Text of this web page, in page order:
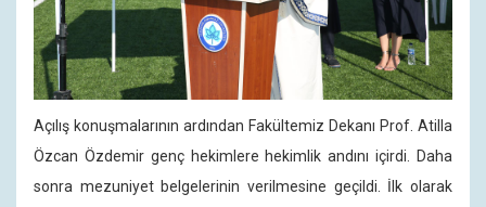
Açılış konuşmalarının ardından Fakültemiz Dekanı Prof. Atilla
Özcan Özdemir genç hekimlere hekimlik andını içirdi. Daha
sonra mezuniyet belgelerinin verilmesine geçildi. İlk olarak